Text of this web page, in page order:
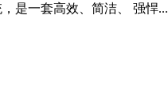
是一套高效、简洁、 强悍...